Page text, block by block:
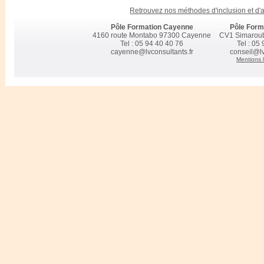
Possibilité de ne suivre qu’un module ou l'intégralité du cursus
Contextualisation du programme à vos projets et à vos pratiques
Retrouver les taux d’obtention et de suivi des certifications
Retrouver les taux de satisfaction de nos clients pour l'année
Accompagnement socioprofessionnel chez LV CONSULTANTS
Retrouvez nos méthodes d'inclusion et
Pôle Formation Cayenne
4160 route Montabo 97300 Cayenne
Tel : 05 94 40 40 76
cayenne@lvconsultants.fr
Pôle
CV1
Tel : 05
Mentions